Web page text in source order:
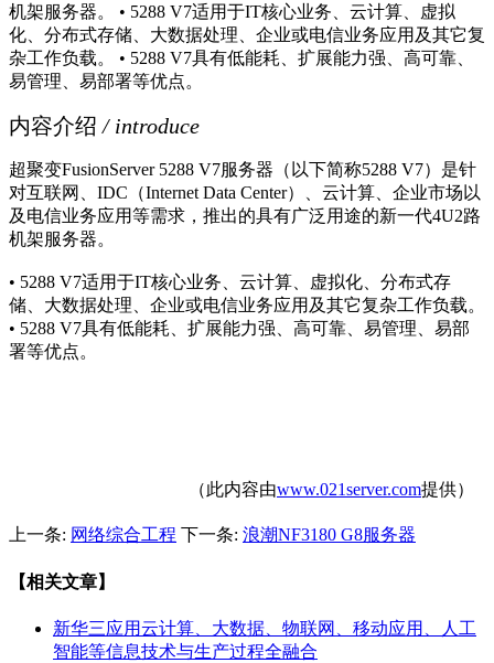
机架服务器。 • 5288 V7适用于IT核心业务、云计算、虚拟
化、分布式存储、大数据处理、企业或电信业务应用及其它复
杂工作负载。 • 5288 V7具有低能耗、扩展能力强、高可靠、
易管理、易部署等优点。
内容介绍 / introduce
超聚变FusionServer 5288 V7服务器（以下简称5288 V7）是针
对互联网、IDC（Internet Data Center）、云计算、企业市场以
及电信业务应用等需求，推出的具有广泛用途的新一代4U2路
机架服务器。
• 5288 V7适用于IT核心业务、云计算、虚拟化、分布式存
储、大数据处理、企业或电信业务应用及其它复杂工作负载。
• 5288 V7具有低能耗、扩展能力强、高可靠、易管理、易部
署等优点。
（此内容由www.021server.com提供）
上一条: 网络综合工程 下一条: 浪潮NF3180 G8服务器
【相关文章】
新华三应用云计算、大数据、物联网、移动应用、人工
智能等信息技术与生产过程全融合